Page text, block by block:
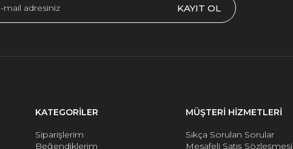
KAYIT OL
KATEGORİLER
Siparişlerim
Beğendiklerim
MÜŞTERİ HİZMETLERİ
Sıkça Sorulan Sorular
Mesafeli Satış Sözleşmesi